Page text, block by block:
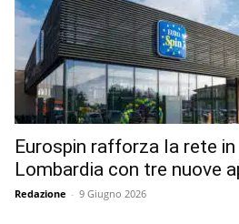
Eurospin rafforza la rete in
Lombardia con tre nuove
Redazione - 9 Giugno 2026